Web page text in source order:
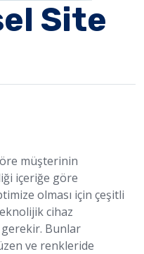
Site
müşterinin
içeriğe göre
olması için çeşitli
cihaz
gerekir. Bunlar
ve renkleride